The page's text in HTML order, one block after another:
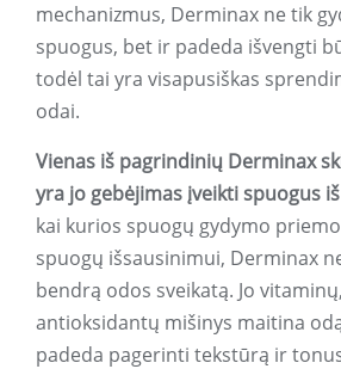
mechanizmus, Derminax ne tik
spuogus, bet ir padeda išvengti
todėl tai yra visapusiškas
odai.
Vienas iš pagrindinių Derminax
yra jo gebėjimas įveikti spuogus
kai kurios spuogų gydymo
spuogų išsausinimui, Derminax
bendrą odos sveikatą. Jo
antioksidantų mišinys maitina
padeda pagerinti tekstūrą ir